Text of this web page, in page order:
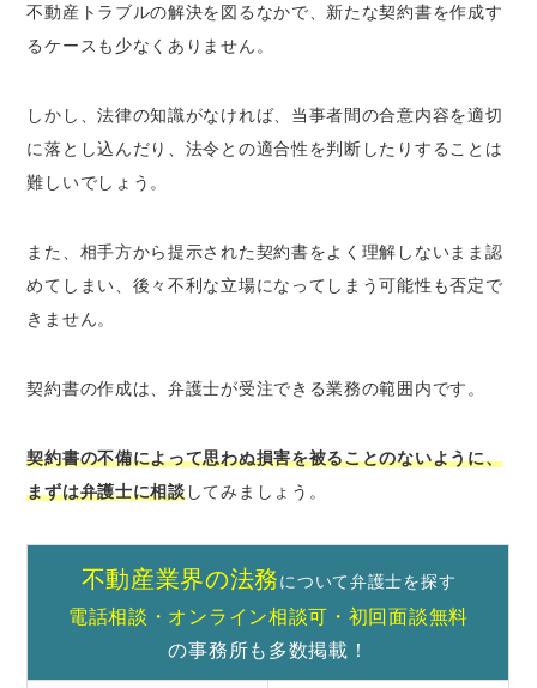
不動産トラブルの解決を図るなかで、新たな契約書を作成す
るケースも少なくありません。
しかし、法律の知識がなければ、当事者間の合意内容を適切
に落とし込んだり、法令との適合性を判断したりすることは
難しいでしょう。
また、相手方から提示された契約書をよく理解しないまま認
めてしまい、後々不利な立場になってしまう可能性も否定で
きません。
契約書の作成は、弁護士が受注できる業務の範囲内です。
契約書の不備によって思わぬ損害を被ることのないように、
まずは弁護士に相談してみましょう。
不動産業界の法務について弁護士を探す
電話相談・オンライン相談可・初回面談無料
の事務所も多数掲載！